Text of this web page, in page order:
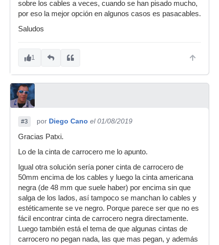
sobre los cables a veces, cuando se han pisado mucho,
por eso la mejor opción en algunos casos es pasacables.
Saludos
1
#3 por Diego Cano el 01/08/2019
Gracias Patxi.
Lo de la cinta de carrocero me lo apunto.
Igual otra solución sería poner cinta de carrocero de
50mm encima de los cables y luego la cinta americana
negra (de 48 mm que suele haber) por encima sin que
salga de los lados, así tampoco se manchan lo cables y
estéticamente se ve negro. Porque parece ser que no es
fácil encontrar cinta de carrocero negra directamente.
Luego también está el tema de que algunas cintas de
carrocero no pegan nada, las que mas pegan, y además